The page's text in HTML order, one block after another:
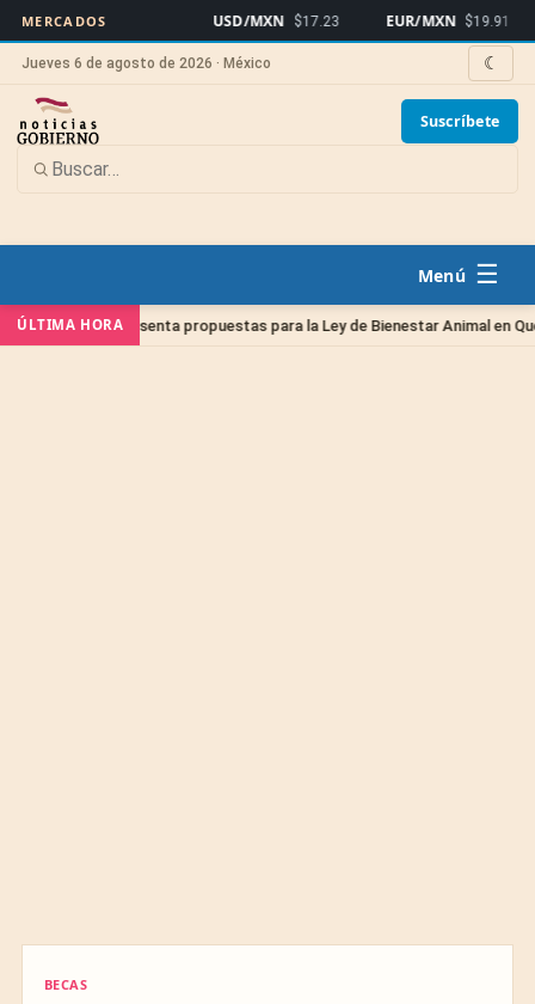
MERCADOS USD/MXN $17.23 EUR/MXN $19.91
Jueves 6 de agosto de 2026 · México ☾
Suscríbete
☰
ÚLTIMA HORA
presenta propuestas para la Ley de Bienestar Animal en Querétaro
BECAS